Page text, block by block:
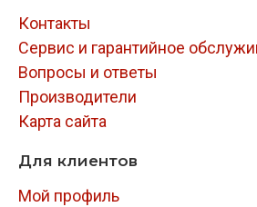
Контакты
Сервис и гарантийное
Вопросы и ответы
Производители
Карта сайта
Для клиентов
Мой профиль